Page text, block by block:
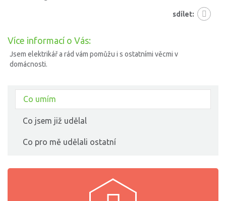
sdílet:
Více informací o Vás:
Jsem elektrikář a rád vám pomůžu i s ostatními věcmi v
domácnosti.
Co umím
Co jsem již udělal
Co pro mě udělali ostatní